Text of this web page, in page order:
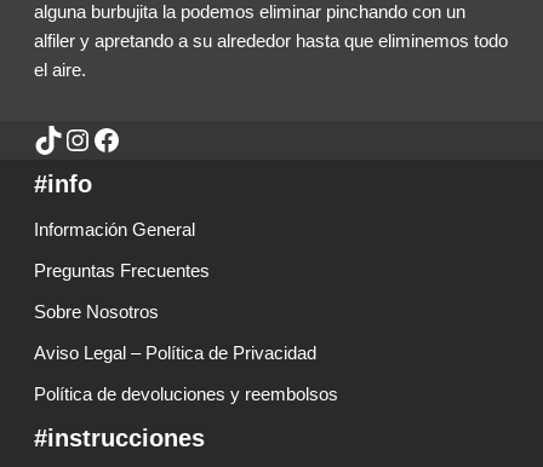
alguna burbujita la podemos eliminar pinchando con un
alfiler y apretando a su alrededor hasta que eliminemos todo
el aire.
#info
Información General
Preguntas Frecuentes
Sobre Nosotros
Aviso Legal – Política de Privacidad
Política de devoluciones y reembolsos
#instrucciones